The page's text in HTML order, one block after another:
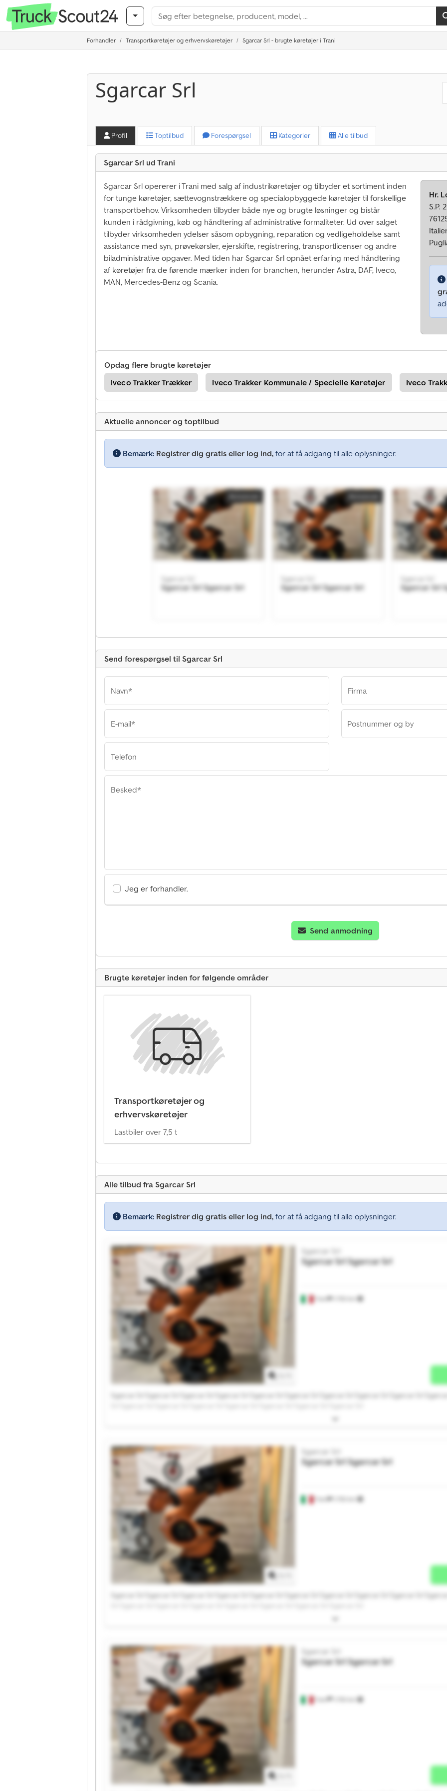
Forhandler Transportkøretøjer og erhvervskøretøjer Sgarcar Srl - brugte køretøjer i Trani
Sgarcar Srl
Profil Toptilbud Forespørgsel Kategorier Alle tilbud
Sgarcar Srl ud Trani
Sgarcar Srl opererer i Trani med salg af industrikøretøjer og tilbyder et sortiment inden
for tunge køretøjer, sættevognstrækkere og specialopbyggede køretøjer til forskellige
transportbehov. Virksomheden tilbyder både nye og brugte løsninger og bistår
kunden i rådgivning, køb og håndtering af administrative formaliteter. Ud over salget
tilbyder virksomheden ydelser såsom opbygning, reparation og vedligeholdelse samt
assistance med syn, prøvekørsler, ejerskifte, registrering, transportlicenser og andre
biladministrative opgaver. Med tiden har Sgarcar Srl opnået erfaring med håndtering
af køretøjer fra de førende mærker inden for branchen, herunder Astra, DAF, Iveco,
MAN, Mercedes-Benz og Scania.
Hr.
S.P.
Opdag flere brugte køretøjer
Iveco Trakker Trækker
Iveco Trakker Kommunale / Specielle Køretøjer Iveco
Aktuelle annoncer og toptilbud
Bemærk: Registrer dig gratis eller log ind, for at få adgang til alle oplysninger.
Sgarcar Srl
Sgarcar Srl Sgarcar Srl
Sgarcar Srl
Sgarcar Srl Sgarcar Srl
Sgarcar Srl
Sgarcar Srl
Send forespørgsel til Sgarcar Srl
Navn*
E-mail*
Telefon
Firma
Postnummer og by
Besked*
Jeg er forhandler.
Send anmodning
Brugte køretøjer inden for følgende områder
Transportkøretøjer og
erhvervskøretøjer
Lastbiler over 7,5 t
Alle tilbud fra Sgarcar Srl
Bemærk: Registrer dig gratis eller log ind, for at få adgang til alle oplysninger.
Trani
Sgarcar Srl
Sgarcar SrlSgarcar Srl
Sgarcar Srl Sgarcar Srl Sgarcar Srl Sgarcar Srl Sgarcar Srl Sgarcar Srl Sgarcar Srl Sgarcar Srl Sgarcar Srl
Trani
Sgarcar Srl
Sgarcar SrlSgarcar Srl
Trani
Sgarcar Srl
Sgarcar SrlSgarcar Srl